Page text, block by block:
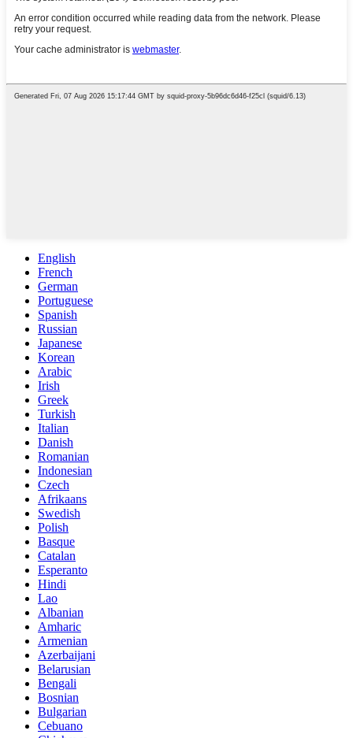
English
French
German
Portuguese
Spanish
Russian
Japanese
Korean
Arabic
Irish
Greek
Turkish
Italian
Danish
Romanian
Indonesian
Czech
Afrikaans
Swedish
Polish
Basque
Catalan
Esperanto
Hindi
Lao
Albanian
Amharic
Armenian
Azerbaijani
Belarusian
Bengali
Bosnian
Bulgarian
Cebuano